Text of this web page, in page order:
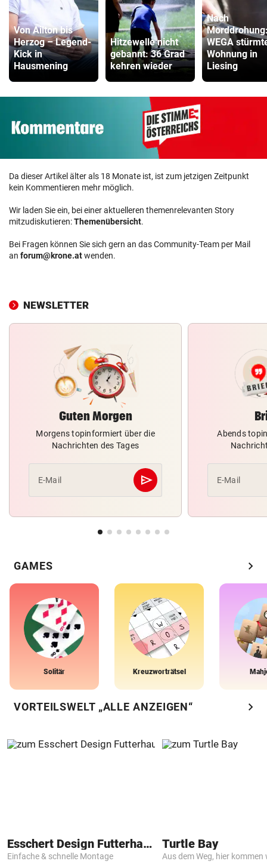
Von Ailton bis
Herzog – Legend-
Kick in
Hausmening
Hitzewelle nicht
gebannt: 36 Grad
kehren wieder
Nach
WEGA
Wohnung in
Liesing
Da dieser Artikel älter als 18 Monate ist, ist zum jetzigen Zeitpunkt
kein Kommentieren mehr möglich.
Wir laden Sie ein, bei einer aktuelleren themenrelevanten Story
mitzudiskutieren:Themenübersicht.
Bei Fragen können Sie sich gern an das Community-Team per Mail
an forum@krone.atwenden.
NEWSLETTER
Guten Morgen
Morgens topinformiert über die
Nachrichten des Tages
E-Mail send
Abschicken
Abends
E-Mail
GAMES chevron_right
Solitär Kreuzworträtsel
VORTEILSWELT „ALLE ANZEIGEN“ chevron_right
Esschert Design Futterhaus
Einfache & schnelle Montage
Turtle Bay
Aus dem Weg, hier kommen